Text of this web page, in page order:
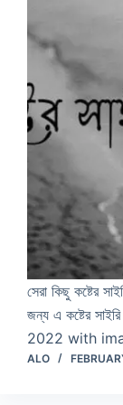
সেরা কিছু কষ্টের
জন্য এ কষ্টের
2022 with
ALO